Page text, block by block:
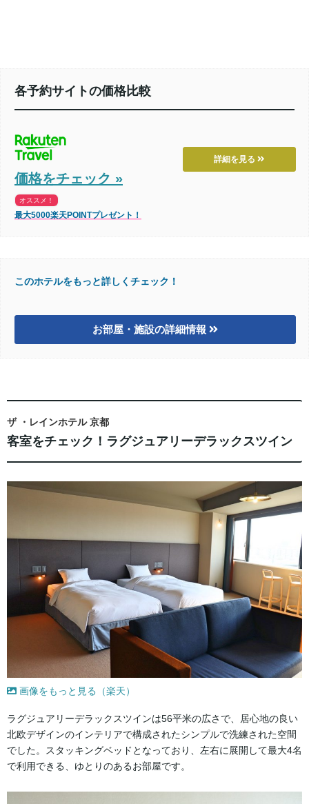
各予約サイトの価格比較
詳細を見る
価格をチェック »
オススメ！
最大5000楽天POINTプレゼント！
このホテルをもっと詳しくチェック！
お部屋・施設の詳細情報
ザ ・レインホテル 京都
客室をチェック！ラグジュアリーデラックスツイン
画像をもっと見る（楽天）
ラグジュアリーデラックスツインは56平米の広さで、居心地の良い
北欧デザインのインテリアで構成されたシンプルで洗練された空間
でした。スタッキングベッドとなっており、左右に展開して最大4名
で利用できる、ゆとりのあるお部屋です。